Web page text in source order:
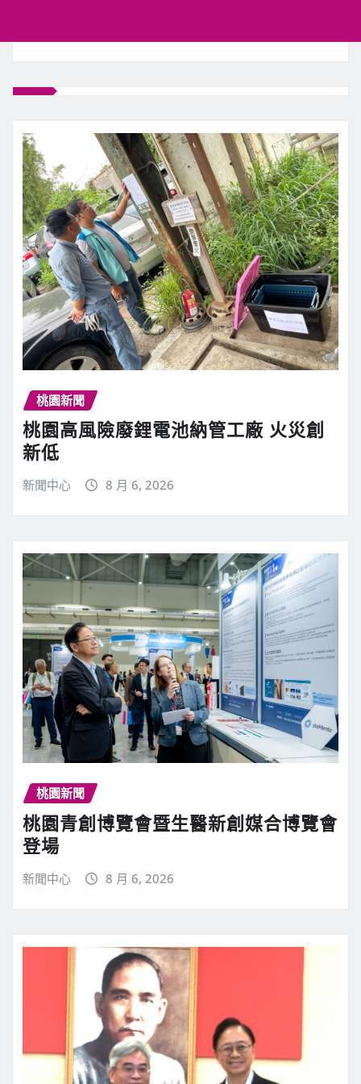
桃園新聞
桃園高風險廢鋰電池納管工廠 火災創
新低
新聞中心 8 月 6, 2026
桃園新聞
桃園青創博覽會暨生醫新創媒合博覽會
登場
新聞中心 8 月 6, 2026